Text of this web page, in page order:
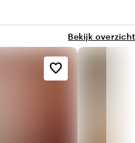
Bekijk overzicht
favorite_border